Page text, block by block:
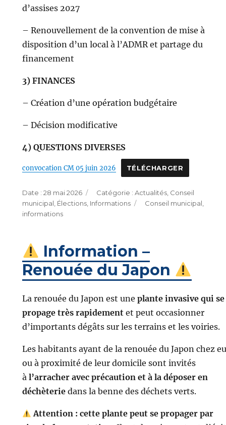
d’assises 2027
– Renouvellement de la convention de mise à
disposition d’un local à l’ADMR et partage du
financement
3) FINANCES
– Création d’une opération budgétaire
– Décision modificative
4) QUESTIONS DIVERSES
convocation CM 05 juin 2026 TÉLÉCHARGER
Publié
le
28 mai 2026 Catégories
Actualités, Conseil
municipal, Élections, Informations Étiquettes
Conseil municipal,
informations
Information –
Renouée du Japon
La renouée du Japon est une plante invasive qui se
propage très rapidementet peut occasionner
d’importants dégâts sur les terrains et les voiries.
Les habitants ayant de la renouée du Japon chez
ou à proximité de leur domicile sont invités
à l’arracher avec précaution et à la déposer en
déchèteriedans la benne des déchets verts.
Attention : cette plante peut se propager par